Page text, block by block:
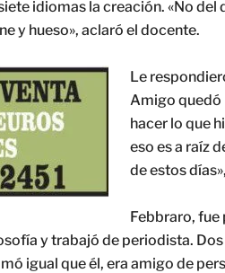
idiomas la creación. «No
y hueso», aclaró el docente.
Le
Amigo quedó
hacer lo que
eso es a raíz
de estos
Febbraro, fue
y trabajó de periodista.
igual que él, era amigo de